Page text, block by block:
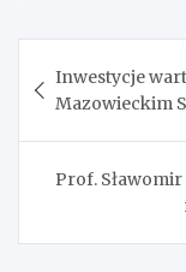
wpisu
Inwestycje
Mazowieckim
Prof.